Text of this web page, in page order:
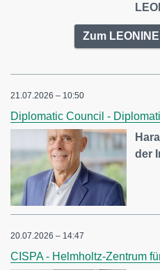
Zum
21.07.2026 – 10:50
Diplomatic Council -
der
20.07.2026 – 14:47
CISPA - Helmholtz-Zentrum